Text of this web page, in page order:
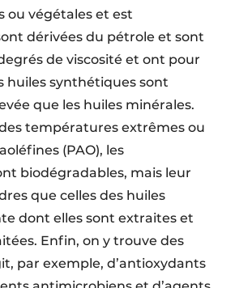
ou végétales et est
dérivées du pétrole et sont
de viscosité et ont pour
huiles synthétiques sont
que les huiles minérales.
températures extrêmes ou
(PAO), les
biodégradables, mais leur
que celles des huiles
dont elles sont extraites et
Enfin, on y trouve des
par exemple, d’antioxydants